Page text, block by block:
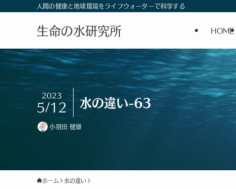
人間の健康と地球環境をライフウォーターで科学する
生命の水研究所 HOME
水の違い-63
2023
5/12
小羽田 健雄
ホーム 水の違い